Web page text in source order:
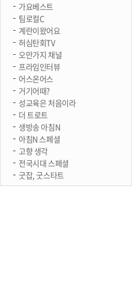
가요베스트
팀로컬C
계란이왔어요
허심탄회TV
오만가지 채널
프라임인터뷰
어스온어스
거기어때?
성교육은 처음이라
더 트로트
생방송 아침N
아침N 스페셜
고향 생각
전국시대 스페셜
굿잡, 굿스타트